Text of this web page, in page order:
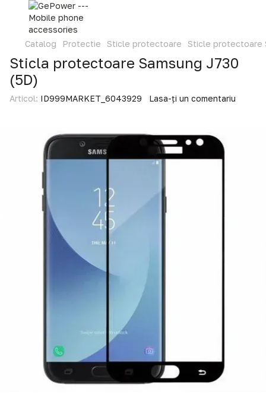
Catalog Protectie Sticle protectoare Sticle protectoare
Sticla protectoare Samsung J730
(5D)
Articol: ID999MARKET_6043929 Lasa-ți un comentariu